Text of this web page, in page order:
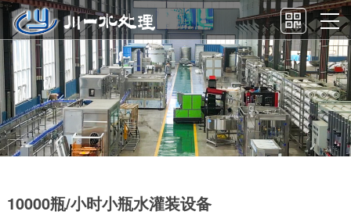
10000瓶/小时小瓶水灌装设备